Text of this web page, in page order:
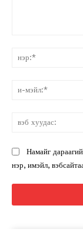
Намайг
нэр, имэйл,